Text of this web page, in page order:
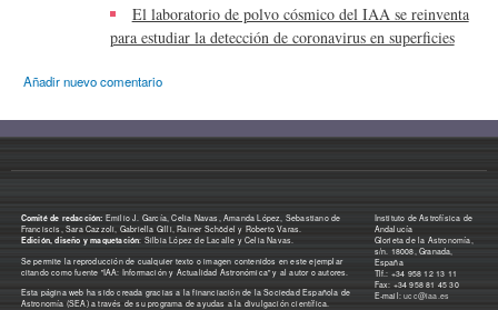
El laboratorio de polvo cósmico del IAA se reinventa
para estudiar la detección de coronavirus en superficies
Añadir nuevo comentario
Comité de redacción: Emilio J. García, Celia Navas, Amanda López, Sebastiano de
Franciscis, Sara Cazzoli, Gabriella Gilli, Rainer Schödel y Roberto Varas.
Edición, diseño y maquetación: Silbia López de Lacalle y Celia Navas.
Se permite la reproducción de cualquier texto o imagen contenidos en este ejemplar
citando como fuente "IAA: Información y Actualidad Astronómica" y al autor o autores.
Esta página web ha sido creada gracias a la financiación de la Sociedad Española de
Astronomía (SEA) a través de su programa de ayudas a la divulgación científica.
Instituto de Astrofísica de
Andalucía
Glorieta de la Astronomía,
s/n. 18008, Granada,
España
Tlf.: +34 958 12 13 11
Fax: +34 958 81 45 30
E-mail:ucc@iaa.es